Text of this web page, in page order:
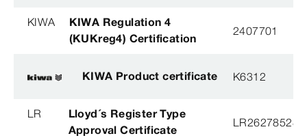
KIWA
KIWA Regulation 4
(KUKreg4) Certification
2407701
KIWA Product certificate K6312
LR
Lloyd´s Register Type
Approval Certificate